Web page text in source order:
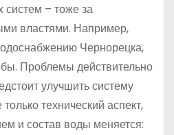
систем – тоже за
властями. Например,
Чернорецка,
Проблемы действительно
улучшить систему
технический аспект,
и состав воды меняется: